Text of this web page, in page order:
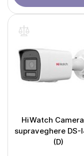
HiWatch
supraveghere DS-
(D)